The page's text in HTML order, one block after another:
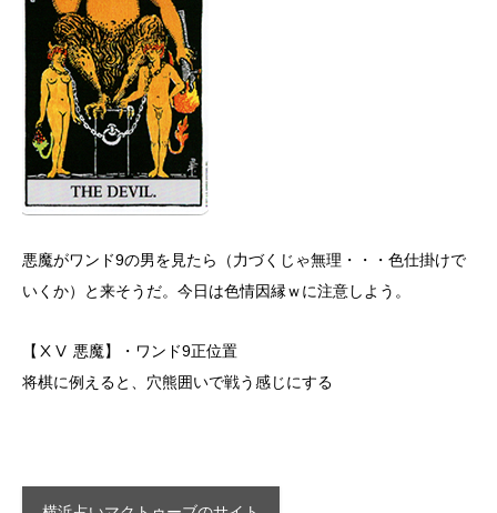
悪魔がワンド9の男を見たら（力づくじゃ無理・・・色仕掛けで
いくか）と来そうだ。今日は色情因縁ｗに注意しよう。
【ⅩⅤ 悪魔】・ワンド9正位置
将棋に例えると、穴熊囲いで戦う感じにする